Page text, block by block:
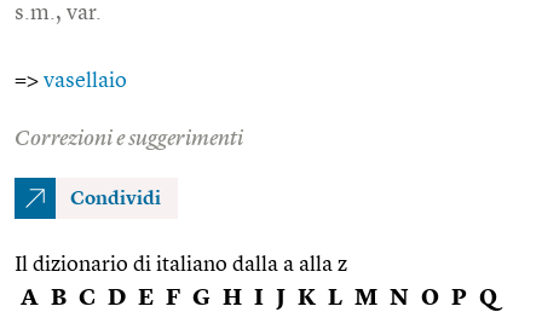
s.m., var.
=> vasellaio
Correzioni e suggerimenti
Condividi
Il dizionario di italiano dalla a alla z
A B C D E F G H I J K L M N O P Q